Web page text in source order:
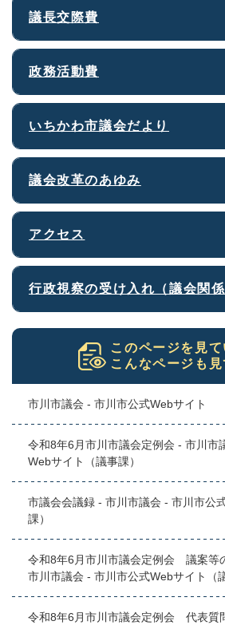
議長交際費
政務活動費
いちかわ市議会だより
議会改革のあゆみ
アクセス
行政視察の受け入れ（議会関係
このページを見
こんなページも
市川市議会 - 市川市公式Webサイト
令和8年6月市川市議会定例会 - 市川市
Webサイト（議事課）
市議会会議録 - 市川市議会 - 市川市公
課）
令和8年6月市川市議会定例会 議案等
市川市議会 - 市川市公式Webサイト（
令和8年6月市川市議会定例会 代表質